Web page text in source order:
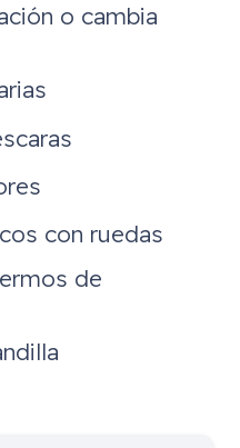
o cambia
con ruedas
de